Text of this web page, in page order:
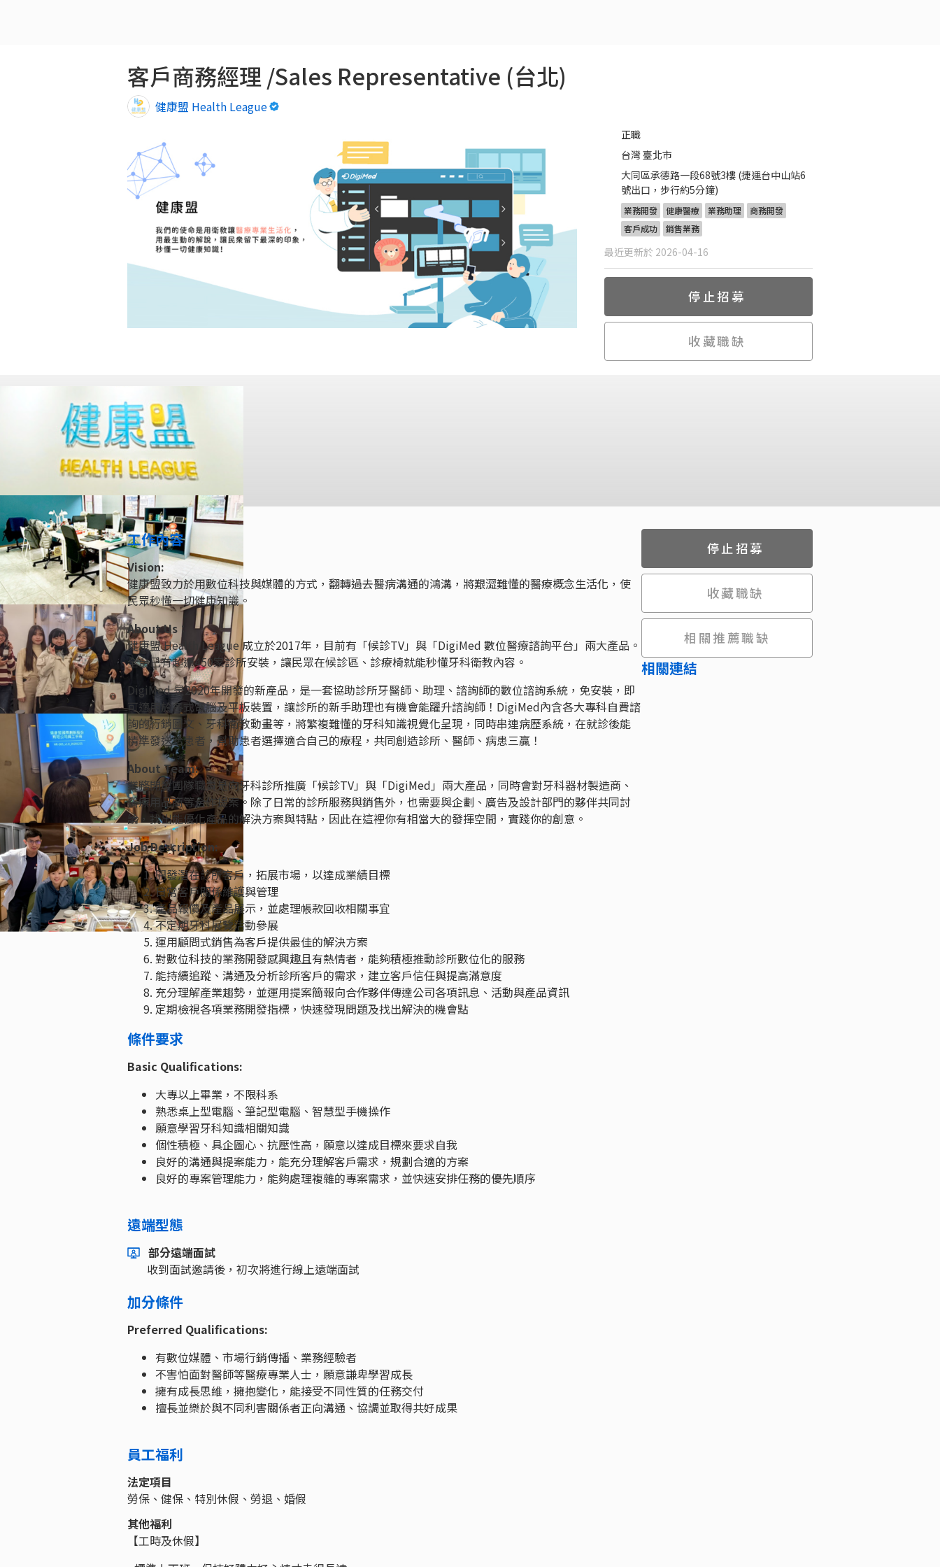
客戶商務經理 /Sales Representative (台北)
健康盟 Health League
正職
台灣 臺北市
大同區承德路一段68號3樓 (捷運台中山站6
號出口，步行約5分鐘)
業務開發 健康醫療 業務助理
商務開發
客戶成功
銷售業務
最近更新於 2026-04-16
停止招募
收藏職缺
工作內容
Vision:
健康盟致力於用數位科技與媒體的方式，翻轉過去醫病溝通的鴻溝，將艱澀難懂的醫療概念生活化，使
民眾秒懂一切健康知識。
About Us：
健康盟 Health League 成立於2017年，目前有「候診TV」與「DigiMed 數位醫療諮詢平台」兩大產品。
全台已有超過450家診所安裝，讓民眾在候診區、診療椅就能秒懂牙科衛教內容。
DigiMed 是2020年開發的新產品，是一套協助診所牙醫師、助理、諮詢師的數位諮詢系統，免安裝，即
可適用於各式電腦及平板裝置，讓診所的新手助理也有機會能躍升諮詢師！DigiMed內含各大專科自費諮
詢的行銷圖文、牙科衛教動畫等，將繁複難懂的牙科知識視覺化呈現，同時串連病歷系統，在就診後能
精準發送給患者，幫助患者選擇適合自己的療程，共同創造診所、醫師、病患三贏！
About Team:
業務開發團隊職責是向牙科診所推廣「候診TV」與「DigiMed」兩大產品，同時會對牙科器材製造商、
醫療用品商等合作提案。除了日常的診所服務與銷售外，也需要與企劃、廣告及設計部門的夥伴共同討
論，找出能優化產品的解決方案與特點，因此在這裡你有相當大的發揮空間，實踐你的創意。
Job Description:
開發潛在診所客戶，拓展市場，以達成業績目標
日常客戶關係維護與管理
產品報價及產品展示，並處理帳款回收相關事宜
不定期牙科展覽活動參展
運用顧問式銷售為客戶提供最佳的解決方案
對數位科技的業務開發感興趣且有熱情者，能夠積極推動診所數位化的服務
能持續追蹤、溝通及分析診所客戶的需求，建立客戶信任與提高滿意度
充分理解產業趨勢，並運用提案簡報向合作夥伴傳達公司各項訊息、活動與產品資訊
定期檢視各項業務開發指標，快速發現問題及找出解決的機會點
條件要求
Basic Qualifications:
大專以上畢業，不限科系
熟悉桌上型電腦、筆記型電腦、智慧型手機操作
願意學習牙科知識相關知識
個性積極、具企圖心、抗壓性高，願意以達成目標來要求自我
良好的溝通與提案能力，能充分理解客戶需求，規劃合適的方案
良好的專案管理能力，能夠處理複雜的專案需求，並快速安排任務的優先順序
遠端型態
部分遠端面試
收到面試邀請後，初次將進行線上遠端面試
加分條件
Preferred Qualifications:
有數位媒體、市場行銷傳播、業務經驗者
不害怕面對醫師等醫療專業人士，願意謙卑學習成長
擁有成長思維，擁抱變化，能接受不同性質的任務交付
擅長並樂於與不同利害關係者正向溝通、協調並取得共好成果
員工福利
法定項目
勞保、健保、特別休假、勞退、婚假
其他福利
【工時及休假】
停止招募
收藏職缺
相關推薦職缺
相關連結